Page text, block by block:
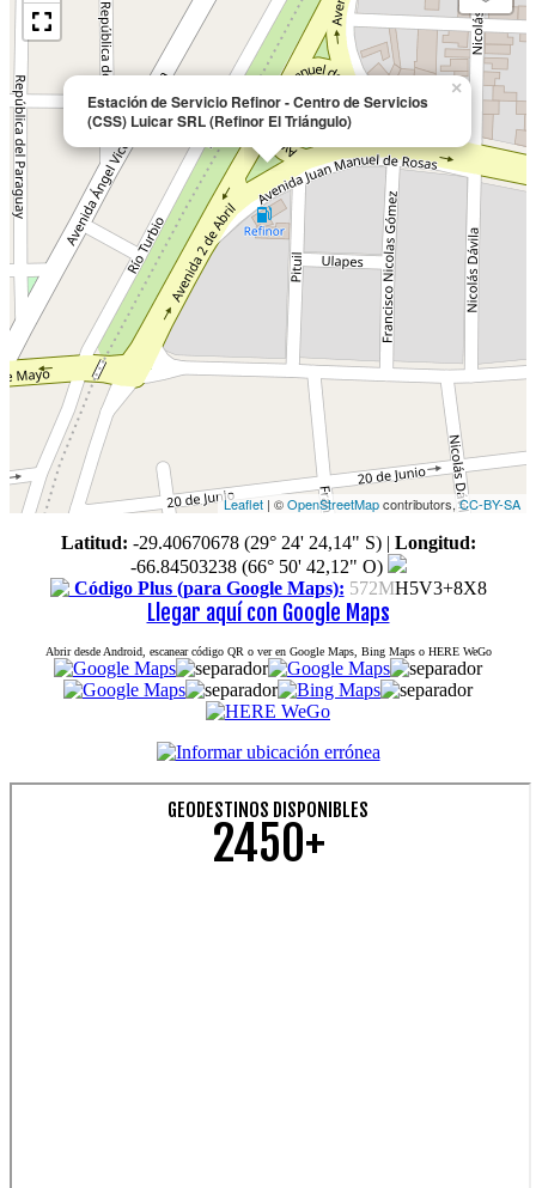
Estación de Servicio Refinor - Centro de Servicios
(CSS) Luicar SRL (Refinor El Triángulo)
×
Leaflet | ©OpenStreetMapcontributors,CC-BY-SA
Latitud: -29.40670678 (29° 24' 24,14" S)| Longitud:
-66.84503238 (66° 50' 42,12" O)
Código Plus (para Google Maps): 572MH5V3+8X8
Llegar aquí con Google Maps
Abrir desde Android, escanear código QR o ver en Google Maps, Bing Maps o HERE WeGo
GEODESTINOS DISPONIBLES
2450+